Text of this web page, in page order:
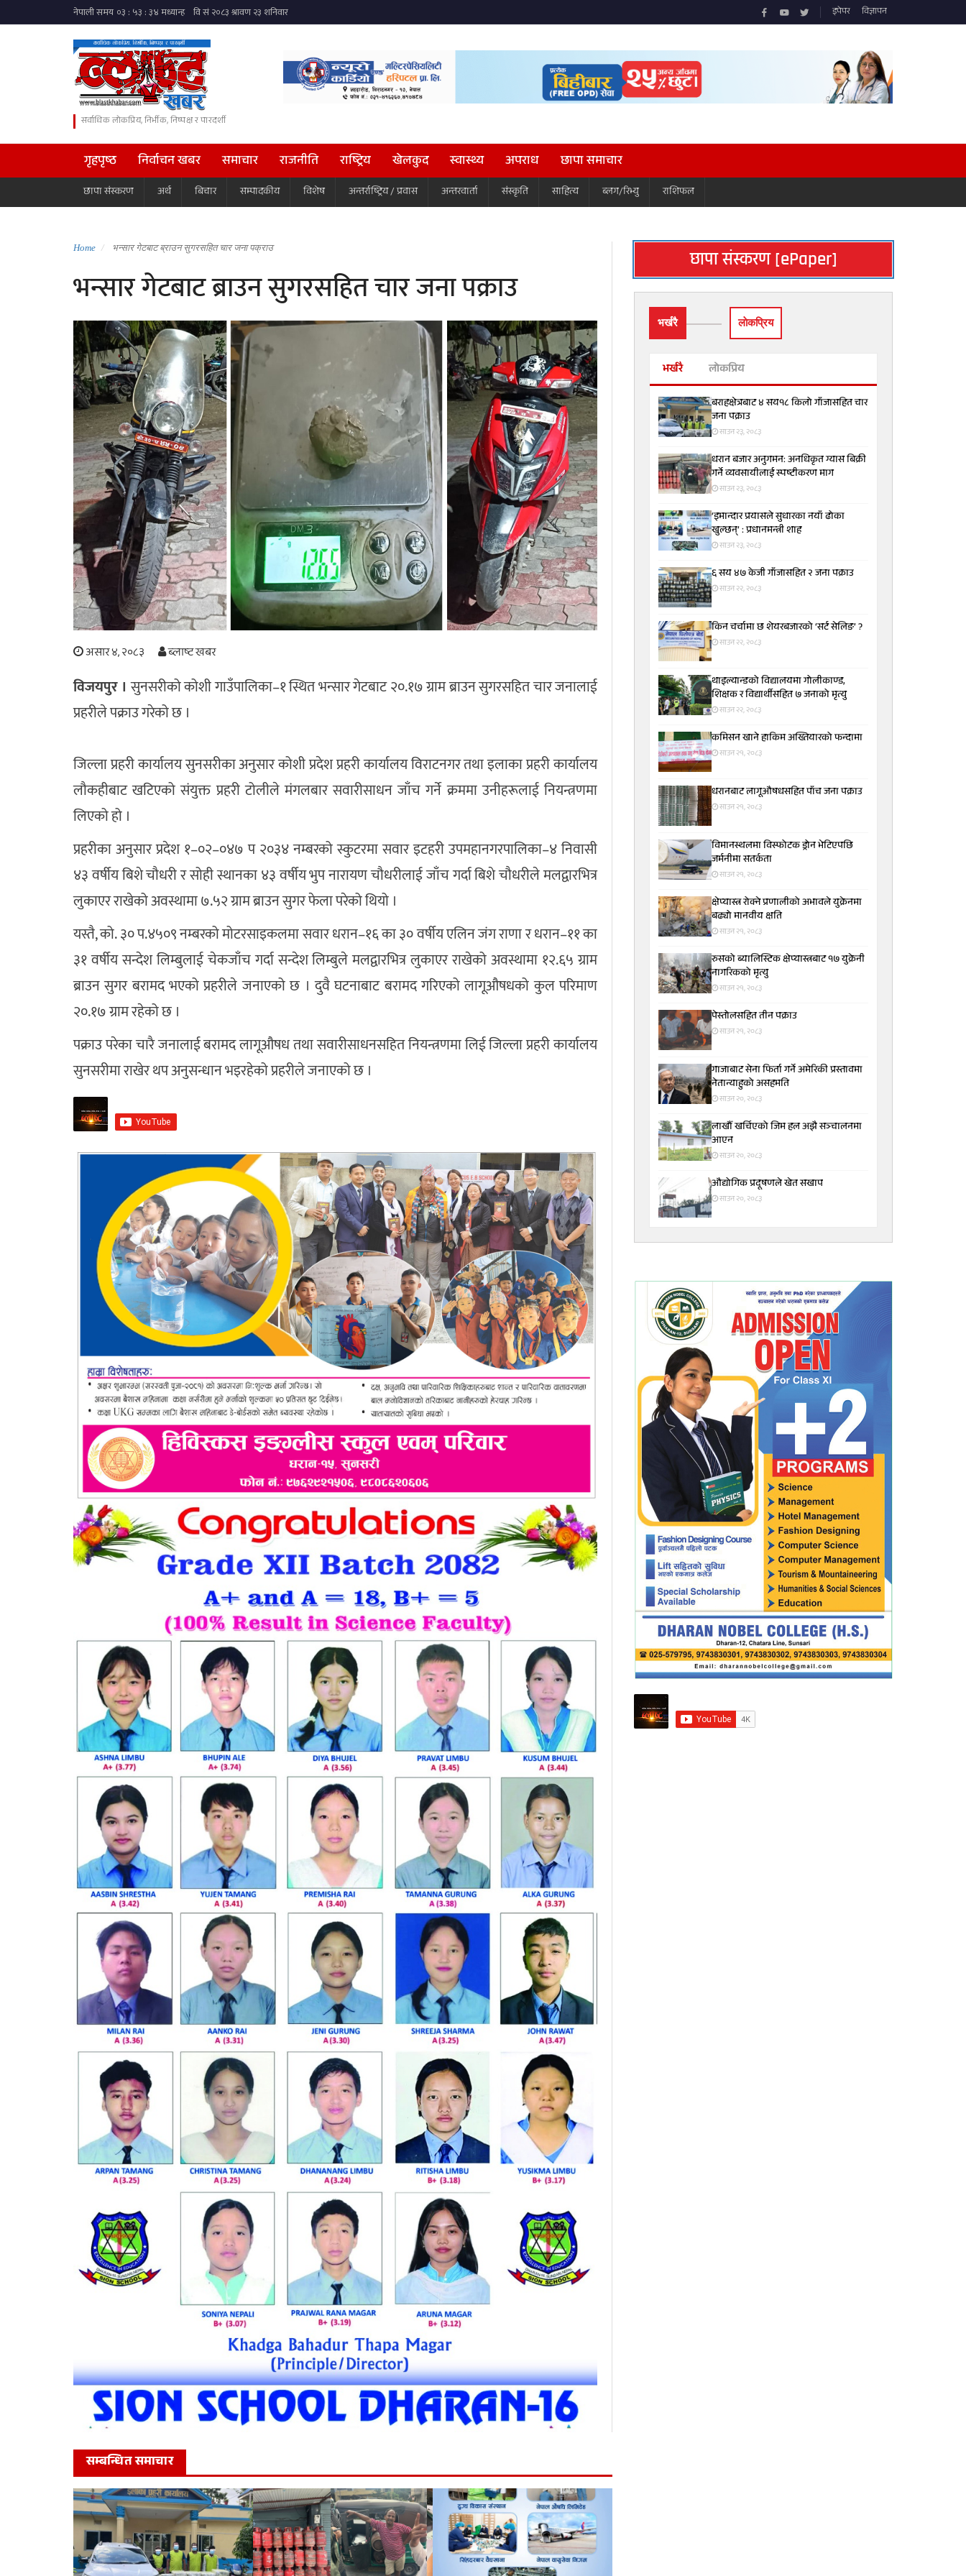
इपेपर विज्ञापन
सर्वाधिक लोकप्रिय, निर्भीक, निष्पक्ष र पारदर्शी
गृहपृष्ठ निर्वाचन खबर समाचार राजनीति राष्ट्रिय खेलकुद स्वास्थ्य अपराध छापा समाचार
छापा संस्करण अर्थ बिचार सम्पादकीय विशेष अन्तर्राष्ट्रिय / प्रवास अन्तरवार्ता संस्कृति साहित्य ब्लग/रिभ्यु राशिफल
Home भन्सार गेटबाट ब्राउन सुगरसहित चार जना पक्राउ
भन्सार गेटबाट ब्राउन सुगरसहित चार जना पक्राउ
असार ४, २०८३ ब्लाष्ट खबर
विजयपुर । सुनसरीको कोशी गाउँपालिका–१ स्थित भन्सार गेटबाट २०.१७ ग्राम ब्राउन सुगरसहित चार जनालाई
प्रहरीले पक्राउ गरेको छ ।
जिल्ला प्रहरी कार्यालय सुनसरीका अनुसार कोशी प्रदेश प्रहरी कार्यालय विराटनगर तथा इलाका प्रहरी कार्यालय
लौकहीबाट खटिएको संयुक्त प्रहरी टोलीले मंगलबार सवारीसाधन जाँच गर्ने क्रममा उनीहरूलाई नियन्त्रणमा
लिएको हो ।
प्रहरीका अनुसार प्रदेश १–०२–०४७ प २०३४ नम्बरको स्कुटरमा सवार इटहरी उपमहानगरपालिका–४ निवासी
४३ वर्षीय बिशे चौधरी र सोही स्थानका ४३ वर्षीय भुप नारायण चौधरीलाई जाँच गर्दा बिशे चौधरीले मलद्वारभित्र
लुकाएर राखेको अवस्थामा ७.५२ ग्राम ब्राउन सुगर फेला परेको थियो ।
यस्तै, को. ३० प.४५०९ नम्बरको मोटरसाइकलमा सवार धरान–१६ का ३० वर्षीय एलिन जंग राणा र धरान–११ का
३१ वर्षीय सन्देश लिम्बुलाई चेकजाँच गर्दा सन्देश लिम्बुले मलद्वारभित्र लुकाएर राखेको अवस्थामा १२.६५ ग्राम
ब्राउन सुगर बरामद भएको प्रहरीले जनाएको छ । दुवै घटनाबाट बरामद गरिएको लागूऔषधको कुल परिमाण
२०.१७ ग्राम रहेको छ ।
पक्राउ परेका चारै जनालाई बरामद लागूऔषध तथा सवारीसाधनसहित नियन्त्रणमा लिई जिल्ला प्रहरी कार्यालय
सुनसरीमा राखेर थप अनुसन्धान भइरहेको प्रहरीले जनाएको छ ।
सम्बन्धित समाचार
छापा संस्करण [ePaper]
भर्खरै लाेकप्रिय
भर्खरै लोकप्रिय
बराहक्षेत्रबाट ४ सय१८ किलो गाँजासहित चार
जना पक्राउ
साउन २३, २०८३
धरान बजार अनुगमन: अनधिकृत ग्यास बिक्री
गर्ने व्यवसायीलाई स्पष्टीकरण माग
साउन २३, २०८३
‘इमान्दार प्रयासले सुधारका नयाँ ढोका
खुल्छन्’ : प्रधानमन्त्री शाह
साउन २३, २०८३
६ सय ४७ केजी गाँजासहित २ जना पक्राउ
साउन २२, २०८३
किन चर्चामा छ शेयरबजारको ‘सर्ट सेलिङ’ ?
साउन २२, २०८३
थाइल्यान्डको विद्यालयमा गोलीकाण्ड,
शिक्षक र विद्यार्थीसहित ७ जनाको मृत्यु
साउन २२, २०८३
कमिसन खाने हाकिम अख्तियारको फन्दामा
साउन २१, २०८३
धरानबाट लागूऔषधसहित पाँच जना पक्राउ
साउन २१, २०८३
विमानस्थलमा विस्फोटक ड्रोन भेटिएपछि
जर्मनीमा सतर्कता
साउन २१, २०८३
क्षेप्यास्त्र रोक्ने प्रणालीको अभावले युक्रेनमा
बढ्यो मानवीय क्षति
साउन २१, २०८३
रुसको ब्यालिस्टिक क्षेप्यास्त्रबाट १७ युक्रेनी
नागरिकको मृत्यु
साउन २१, २०८३
पेस्तोलसहित तीन पक्राउ
साउन २१, २०८३
गाजाबाट सेना फिर्ता गर्ने अमेरिकी प्रस्तावमा
नेतान्याहुको असहमति
साउन २०, २०८३
लाखौँ खर्चिएको जिम हल अझै सञ्चालनमा
आएन
साउन २०, २०८३
औद्योगिक प्रदूषणले खेत सखाप
साउन २०, २०८३